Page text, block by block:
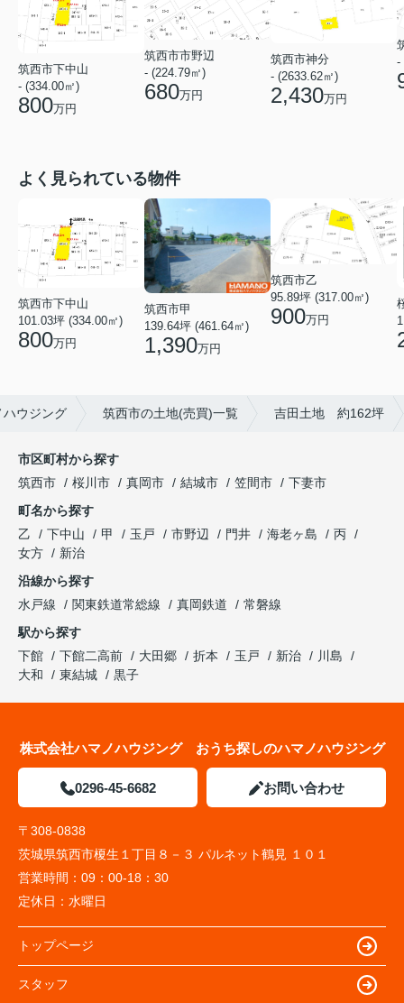
筑西市下中山
- (334.00㎡)
800万円
筑西市市野辺
- (224.79㎡)
680万円
筑西市神分
- (2633.62㎡)
2,430万円
-
よく見られている物件
筑西市下中山
101.03坪 (334.00㎡)
800万円
筑西市甲
139.64坪 (461.64㎡)
1,390万円
筑西市乙
95.89坪 (317.00㎡)
900万円
ハウジング 筑西市の土地(売買)一覧 吉田土地 約162坪
市区町村から探す
筑西市
桜川市 真岡市 結城市 笠間市
下妻市
町名から探す
乙
下中山 甲 玉戸 市野辺 門井 海老ヶ島
丙
女方
新治
沿線から探す
水戸線
関東鉄道常総線 真岡鉄道
常磐線
駅から探す
下館
下館二高前 大田郷 折本 玉戸 新治
川島
大和
東結城 黒子
株式会社ハマノハウジング おうち探しのハマノハウジング
0296-45-6682 お問い合わせ
〒308-0838
茨城県筑西市榎生１丁目８－３ パルネット鶴見 １０１
営業時間： 09：00-18：30
定休日： 水曜日
トップページ
スタッフ